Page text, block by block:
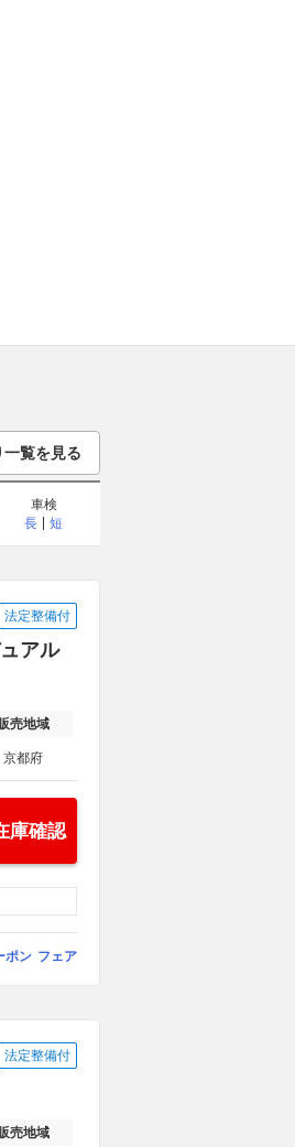
一覧を見る
車検
長
短
法定整備付
アル
売地域
京都府
庫確認
ポン フェア
法定整備付
売地域